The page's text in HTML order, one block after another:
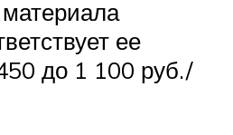
ее
до 1 100 руб./